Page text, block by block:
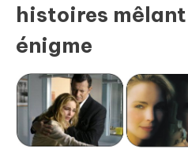
histoires
énigme